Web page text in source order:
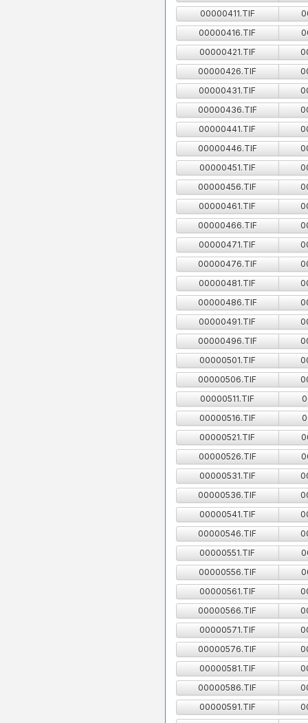
00000411.TIF
00000416.TIF
00000421.TIF
00000426.TIF
00000431.TIF
00000436.TIF
00000441.TIF
00000446.TIF
00000451.TIF
00000456.TIF
00000461.TIF
00000466.TIF
00000471.TIF
00000476.TIF
00000481.TIF
00000486.TIF
00000491.TIF
00000496.TIF
00000501.TIF
00000506.TIF
00000511.TIF
00000516.TIF
00000521.TIF
00000526.TIF
00000531.TIF
00000536.TIF
00000541.TIF
00000546.TIF
00000551.TIF
00000556.TIF
00000561.TIF
00000566.TIF
00000571.TIF
00000576.TIF
00000581.TIF
00000586.TIF
00000591.TIF